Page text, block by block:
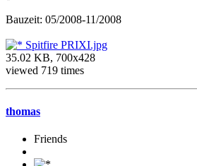
Bauzeit: 05/2008-11/2008
Spitfire PRIXI.jpg
35.02 KB, 700x428
viewed 719 times
thomas
Friends